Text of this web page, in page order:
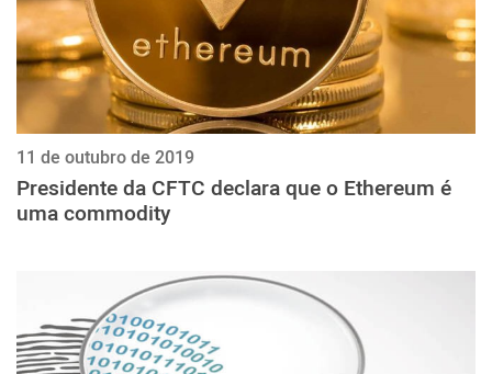
11 de outubro de 2019
Presidente da CFTC declara que o Ethereum é
uma commodity